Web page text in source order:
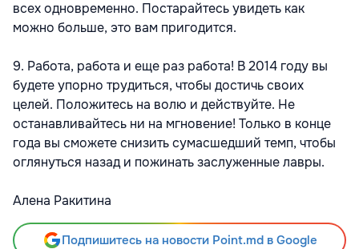
всех одновременно. Постарайтесь увидеть как
можно больше, это вам пригодится.
9. Работа, работа и еще раз работа! В 2014 году вы
будете упорно трудиться, чтобы достичь своих
целей. Положитесь на волю и действуйте. Не
останавливайтесь ни на мгновение! Только в конце
года вы сможете снизить сумасшедший темп, чтобы
оглянуться назад и пожинать заслуженные лавры.
Алена Ракитина
Подпишитесь на новости Point.md в Google